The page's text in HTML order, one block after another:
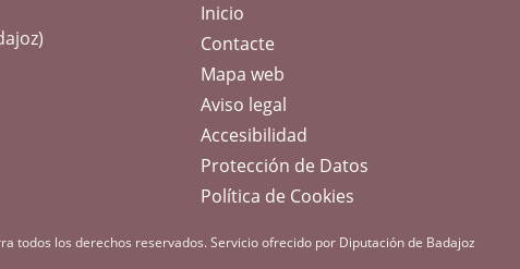
Inicio
Contacte
Mapa web
Aviso legal
Accesibilidad
Protección de Datos
Política de Cookies
todos los derechos reservados.Servicio ofrecido por Diputación de Badajoz